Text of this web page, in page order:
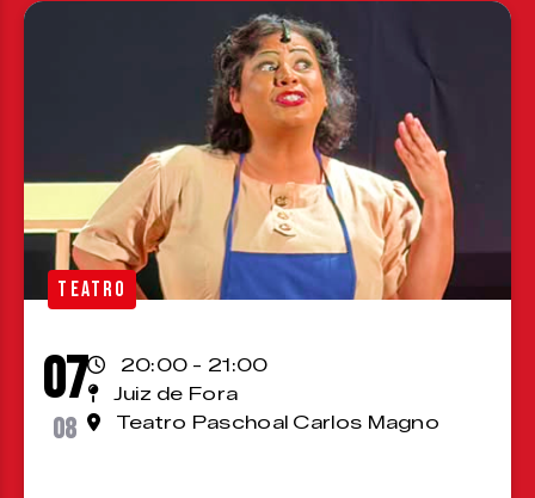
TEATRO
07
08
20:00 - 21:00
Juiz de Fora
Teatro Paschoal Carlos Magno